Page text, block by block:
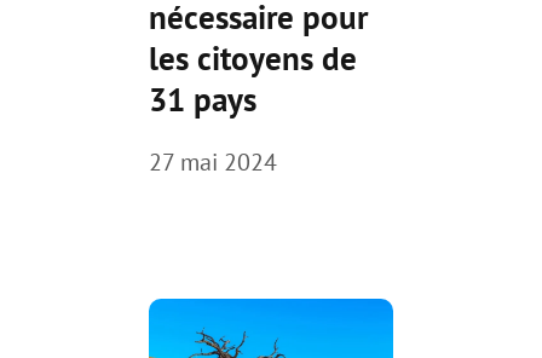
nécessaire pour
les citoyens de
31 pays
27 mai 2024